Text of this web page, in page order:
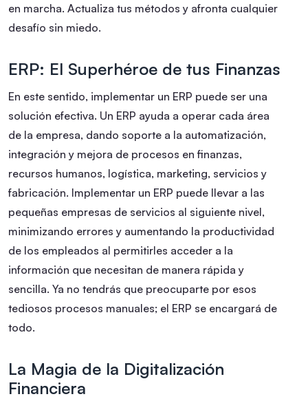
en marcha. Actualiza tus métodos y afronta cualquier
desafío sin miedo.
ERP: El Superhéroe de tus Finanzas
En este sentido, implementar un ERP puede ser una
solución efectiva. Un ERP ayuda a operar cada área
de la empresa, dando soporte a la automatización,
integración y mejora de procesos en finanzas,
recursos humanos, logística, marketing, servicios y
fabricación. Implementar un ERP puede llevar a las
pequeñas empresas de servicios al siguiente nivel,
minimizando errores y aumentando la productividad
de los empleados al permitirles acceder a la
información que necesitan de manera rápida y
sencilla. Ya no tendrás que preocuparte por esos
tediosos procesos manuales; el ERP se encargará de
todo.
La Magia de la Digitalización
Financiera